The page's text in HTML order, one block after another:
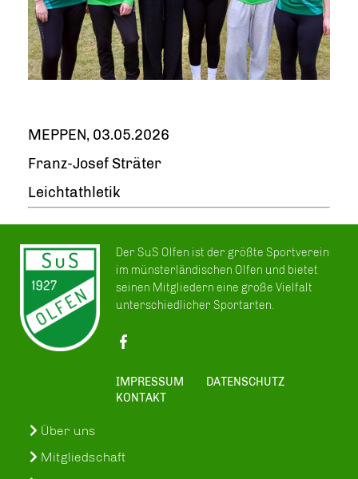
MEPPEN, 03.05.2026
Franz-Josef Sträter
Leichtathletik
Der SuS Olfen ist der größte Sportverein
im münsterländischen Olfen und bietet
seinen Mitgliedern eine große Vielfalt
unterschiedlicher Sportarten.
IMPRESSUM
DATENSCHUTZ
KONTAKT
Über uns
Mitgliedschaft